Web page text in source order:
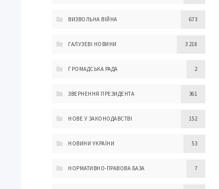
ВИЗВОЛЬНА ВІЙНА 673
ГАЛУЗЕВІ НОВИНИ 3 218
ГРОМАДСЬКА РАДА 2
ЗВЕРНЕННЯ ПРЕЗИДЕНТА 361
НОВЕ У ЗАКОНОДАВСТВІ 152
НОВИНИ УКРАЇНИ 53
НОРМАТИВНО-ПРАВОВА БАЗА 7